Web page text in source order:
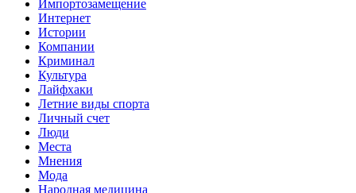
Импортозамещение
Интернет
Истории
Компании
Криминал
Культура
Лайфхаки
Летние виды спорта
Личный счет
Люди
Места
Мнения
Мода
Народная медицина